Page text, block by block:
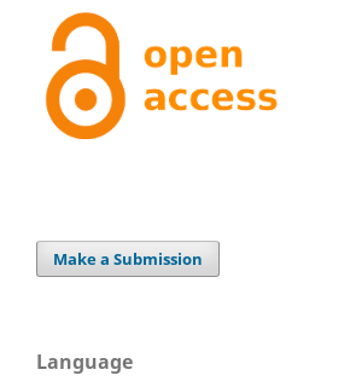
Make a Submission
Language